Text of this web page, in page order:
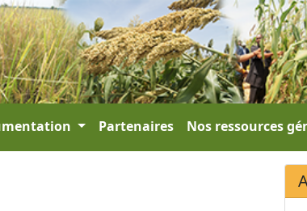
Partenaires Nos ressources